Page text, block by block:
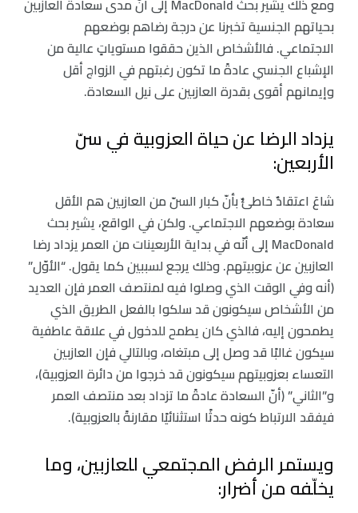
بحياتهم الجنسية تخبرنا عن درجة رضاهم بوضعهم
الاجتماعي. فالأشخاص الذين حققوا مستوياتٍ عالية من
الإشباع الجنسي عادةً ما تكون رغبتهم في الزواج أقل
وإيمانهم أقوى بقدرة العازبين على نيل السعادة.
يزداد الرضا عن حياة العزوبية في سنّ
الأربعين:
شاعَ اعتقادٌ خاطئٌ بأنّ كبار السنّ من العازبين هم الأقل
سعادة بوضعهم الاجتماعي. ولكن في الواقع، يشير بحث
MacDonald إلى أنّه في بداية الأربعينات من العمر يزداد رضا
العازبين عن عزوبيتهم. وذلك يرجع لسببين كما يقول. “الأوّل”
(أنه وفي الوقت الذي وصلوا فيه لمنتصف العمر فإن العديد
من الأشخاص سيكونون قد سلكوا بالفعل الطريق الذي
يطمحون إليه، فالذي كان يطمح للدخول في علاقة عاطفية
سيكون غالبًا قد وصل إلى مبتغاه، وبالتالي فإن العازبين
التعساء بعزوبيتهم سيكونون قد خرجوا من دائرة العزوبية)،
و”الثاني” (أنّ السعادة عادةً ما تزداد بعد منتصف العمر
فيفقد الارتباط كونه حدثًا استثنائيًا مقارنةً بالعزوبية).
ويستمر الرفض المجتمعي للعازبين، وما
يخلّفه من أضرار: